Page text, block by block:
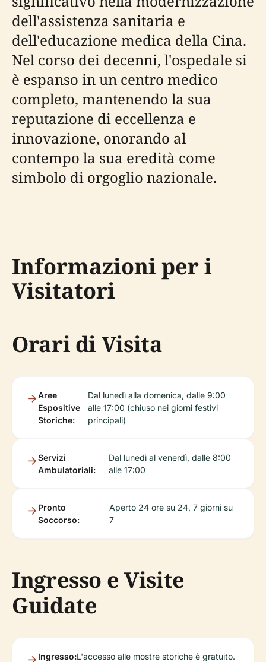
dell'assistenza sanitaria e
dell'educazione medica della Cina.
Nel corso dei decenni, l'ospedale si
è espanso in un centro medico
completo, mantenendo la sua
reputazione di eccellenza e
innovazione, onorando al
contempo la sua eredità come
simbolo di orgoglio nazionale.
Informazioni per i
Visitatori
Orari di Visita
Aree
Espositive
Storiche:
Dal lunedì alla domenica, dalle 9:00
alle 17:00 (chiuso nei giorni festivi
principali)
Servizi
Ambulatoriali:
Dal lunedì al venerdì, dalle 8:00
alle 17:00
Pronto
Soccorso:
Aperto 24 ore su 24, 7 giorni su
7
Ingresso e Visite
Guidate
Ingresso:L'accesso alle mostre storiche è gratuito.